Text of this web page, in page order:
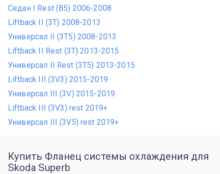
Седан I Rest (B5) 2006-2008
Liftback II (3T) 2008-2013
Универсал II (3T5) 2008-2013
Liftback II Rest (3T) 2013-2015
Универсал II Rest (3T5) 2013-2015
Liftback III (3V3) 2015-2019
Универсал III (3V) 2015-2019
Liftback III (3V3) rest 2019+
Универсал III (3V5) rest 2019+
Купить Фланец системы охлаждения для
Skoda Superb